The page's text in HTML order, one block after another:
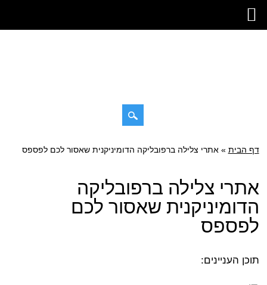
תפריט ראשי
דילוג
דף הבית »אתרי צלילה ברפובליקה הדומיניקנית שאסור לכם לפספס
אתרי צלילה ברפובליקה
הדומיניקנית שאסור לכם
לפספס
תוכן העניינים: